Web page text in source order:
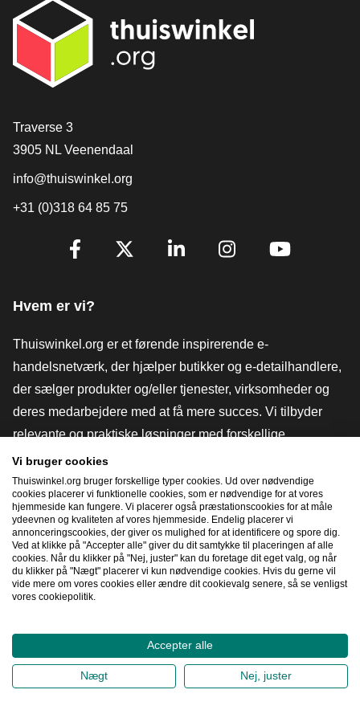
[_General:Contact]
Traverse 3
3905 NL Veenendaal
info@thuiswinkel.org
+31 (0)318 64 85 75
[_General:SocialMediaTitle]
Hvem er vi?
Thuiswinkel.org er et førende inspirerende e-
handelsnetværk, der hjælper butikker og e-detailhandlere,
der sælger produkter og/eller tjenester, virksomheder og
deres medarbejdere med at få mere succes. Vi tilbyder
relevante og praktiske løsninger med forskellige
tillidsmærker, Thuiswinkel-anmeldelser, juridiske værktøjer
og rådgivning, fortalervirksomhed, markedsundersøgelser
og har vores egen uddannelsesplatform, Thuiswinkel e-
Academy.
Naviger hurtigt
2026©Thuiswinkel.org
Fortrolighedserklæring Cookieerklæring
Vi bruger cookies
Thuiswinkel.org bruger forskellige typer cookies. Ud over nødvendige
cookies placerer vi funktionelle cookies, som er nødvendige for at vores
hjemmeside kan fungere. Vi placerer også præstationscookies for at måle
ydeevnen og kvaliteten af ​​vores hjemmeside. Endelig placerer vi
annonceringscookies, der giver os mulighed for at identificere og spore dig.
Ved at klikke på "Accepter alle" giver du dit samtykke til placeringen af ​​alle
cookies. Når du klikker på "Nej, juster" kan du foretage dit eget valg, og når
du klikker på "Nægt" placerer vi kun nødvendige cookies. Hvis du gerne vil
vide mere om vores cookies eller ændre dit cookievalg senere, så se venligst
vores cookiepolitik.
Accepter alle
Nægt Nej, juster